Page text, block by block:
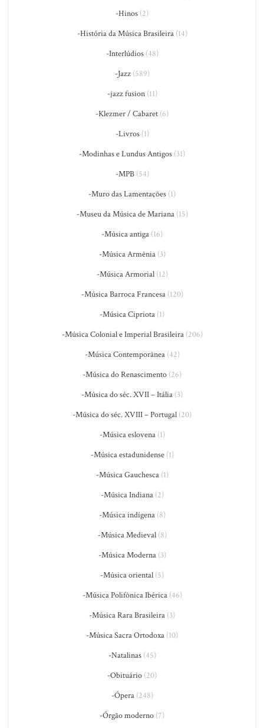
-Hinos (2)
-História da Música Brasileira(14)
-Interlúdios(48)
-Jazz(589)
-jazz fusion(11)
-Klezmer / Cabaret (6)
-Livros(1)
-Modinhas e Lundus Antigos (31)
-MPB(54)
-Muro das Lamentações (1)
-Museu da Música de Mariana(15)
-Música antiga (16)
-Música Armênia(3)
-Música Armorial(12)
-Música Barroca Francesa(120)
-Música Cipriota (1)
-Música Colonial e Imperial Brasileira(206)
-Música Contemporânea(42)
-Música do Renascimento (26)
-Música do séc. XVII – Itália (3)
-Música do séc. XVIII – Portugal (20)
-Música eslovena(1)
-Música estadunidense(1)
-Música Gauchesca(1)
-Música Indiana(2)
-Música indígena(8)
-Música Medieval(8)
-Música Moderna(3)
-Música oriental (5)
-Música Polifônica Ibérica(46)
-Música Rara Brasileira (3)
-Música Sacra Ortodoxa (10)
-Natalinas(45)
-Obituário (20)
-Ópera(248)
-Órgão moderno (7)